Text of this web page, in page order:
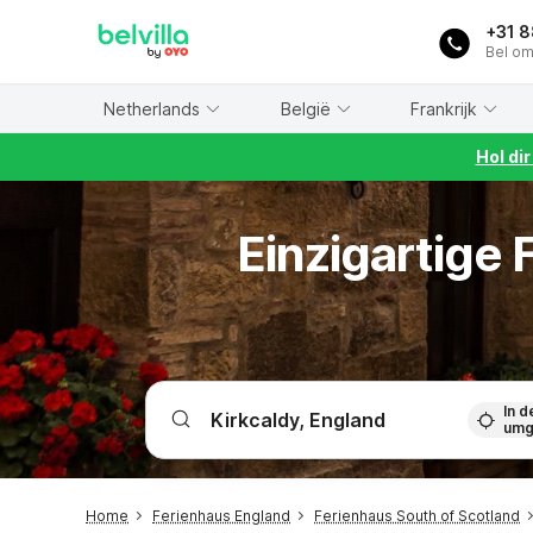
+31
Bel
Netherlands België Frankrijk
Hol
Einzigartige
In
Home Ferienhaus England Ferienhaus South of Scotland